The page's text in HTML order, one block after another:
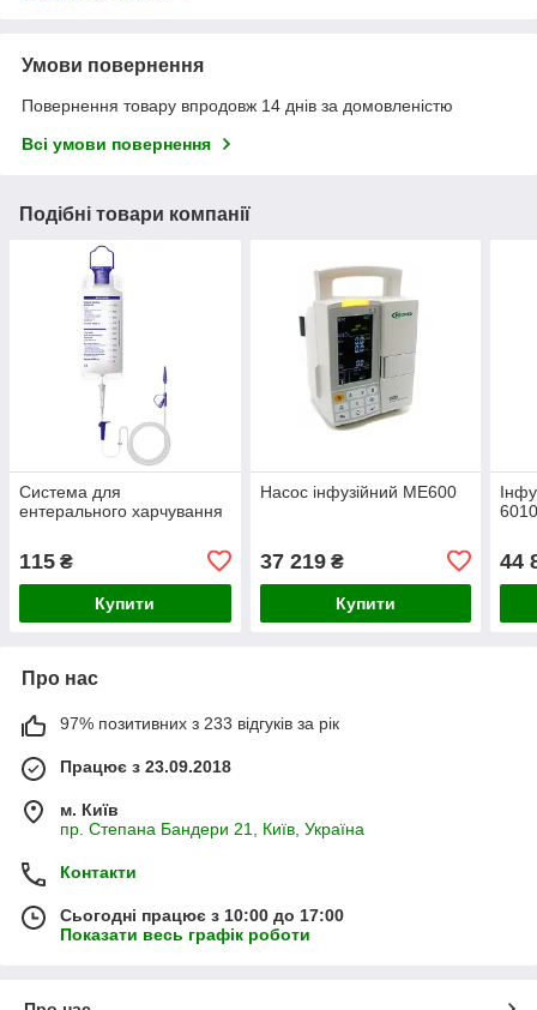
Умови повернення
Повернення товару впродовж 14 днів за домовленістю
Всі умови повернення
Подібні товари компанії
Система для
ентерального харчування
115 ₴
Купити
Насос інфузійний МЕ600
37 219₴
Купити
44
Про нас
97% позитивних з 233 відгуків за рік
Працює з 23.09.2018
м. Київ
пр. Степана Бандери 21, Київ, Україна
Контакти
Сьогодні працює з 10:00 до 17:00
Показати весь графік роботи